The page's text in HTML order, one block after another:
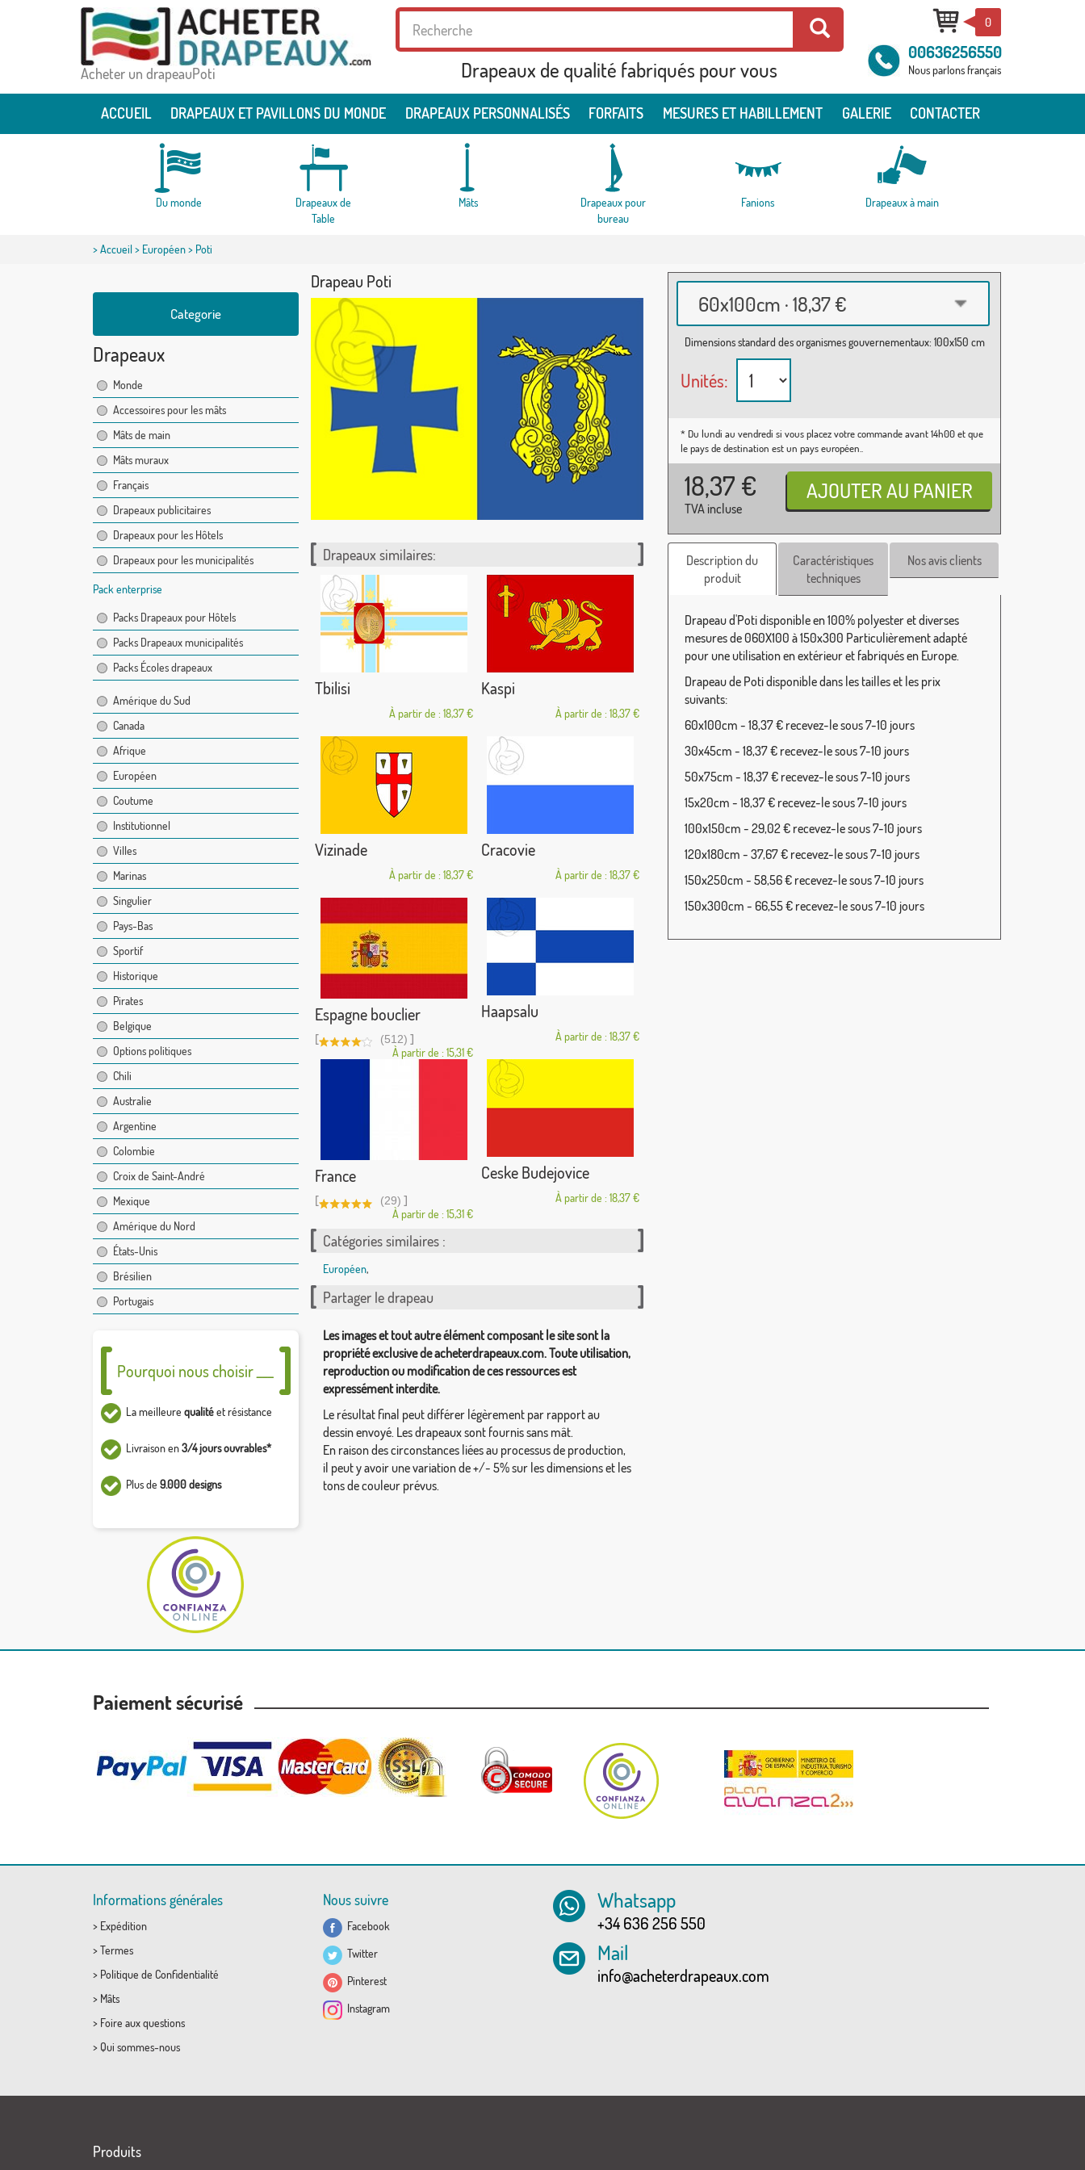
Acheter un drapeauPoti Drapeaux de qualité fabriqués pour vous
0
00636256550
Nous parlons français
ACCUEIL DRAPEAUX ET PAVILLONS DU MONDE DRAPEAUX PERSONNALISÉS FORFAITS MESURES ET HABILLEMENT GALERIE CONTACTER
Du monde
Drapeaux de
Table
Mâts
Drapeaux pour
bureau
Fanions Drapeaux à main
>Accueil> Européen> Poti
Categorie
Drapeaux
Monde
Accessoires pour les mâts
Mâts de main
Mâts muraux
Français
Drapeaux publicitaires
Drapeaux pour les Hôtels
Drapeaux pour les municipalités
Pack enterprise
Packs Drapeaux pour Hôtels
Packs Drapeaux municipalités
Packs Écoles drapeaux
Amérique du Sud
Canada
Afrique
Européen
Coutume
Institutionnel
Villes
Marinas
Singulier
Pays-Bas
Sportif
Historique
Pirates
Belgique
Options politiques
Chili
Australie
Argentine
Colombie
Croix de Saint-André
Mexique
Amérique du Nord
États-Unis
Brésilien
Portugais
Pourquoi nous choisir ___
La meilleure qualitéet résistance
Livraison en3/4 jours ouvrables*
Plus de 9.000 designs
Drapeau Poti
60x100cm · 18,37 €
Dimensions standard des organismes gouvernementaux: 100x150 cm
Unités:
* Du lundi au vendredi si vous placez votre commande avant 14h00 et que
le pays de destination est un pays européen..
18,37 €
TVA incluse
Drapeaux similaires:
Tbilisi
À partir de : 18,37 €
Kaspi
À partir de : 18,37 €
Vizinade
À partir de : 18,37 €
Cracovie
À partir de : 18,37 €
Espagne bouclier
[ (512) ]
À partir de : 15,31 €
Haapsalu
À partir de : 18,37 €
France
[ (29) ]
À partir de : 15,31 €
Ceske Budejovice
À partir de : 18,37 €
Catégories similaires :
Européen,
Partager le drapeau
Les images et tout autre élément composant le site sont la
propriété exclusive de acheterdrapeaux.com. Toute utilisation,
reproduction ou modification de ces ressources est
expressément interdite.
Le résultat final peut différer légèrement par rapport au
dessin envoyé. Les drapeaux sont fournis sans mât.
En raison des circonstances liées au processus de production,
il peut y avoir une variation de +/- 5% sur les dimensions et les
tons de couleur prévus.
Description du
produit
Caractéristiques
techniques
Nos avis clients
Drapeau d'Poti disponible en 100% polyester et diverses
mesures de 060X100 à 150x300 Particulièrement adapté
pour une utilisation en extérieur et fabriqués en Europe.
Drapeau de Poti disponible dans les tailles et les prix
suivants:
60x100cm - 18,37 € recevez-le sous 7-10 jours
30x45cm - 18,37 € recevez-le sous 7-10 jours
50x75cm - 18,37 € recevez-le sous 7-10 jours
15x20cm - 18,37 € recevez-le sous 7-10 jours
100x150cm - 29,02 € recevez-le sous 7-10 jours
120x180cm - 37,67 € recevez-le sous 7-10 jours
150x250cm - 58,56 € recevez-le sous 7-10 jours
150x300cm - 66,55 € recevez-le sous 7-10 jours
Paiement sécurisé
Informations générales
> Expédition
> Termes
> Politique de Confidentialité
> Mâts
> Foire aux questions
> Qui sommes-nous
Nous suivre
Facebook
Twitter
Pinterest
Instagram
Whatsapp
+34 636 256 550
Mail
info@acheterdrapeaux.com
Produits